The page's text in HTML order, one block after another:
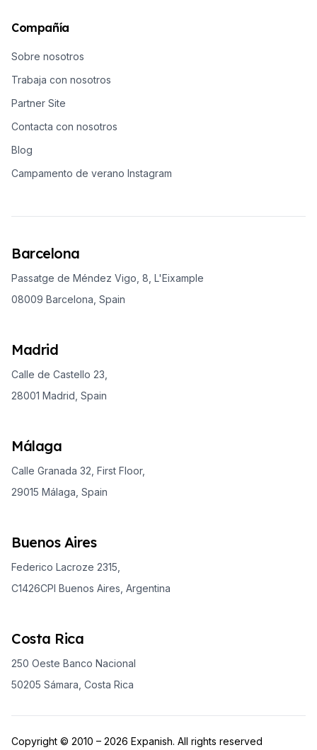
Compañía
Sobre nosotros
Trabaja con nosotros
Partner Site
Contacta con nosotros
Blog
Campamento de verano Instagram
Barcelona
Passatge de Méndez Vigo, 8, L'Eixample
08009 Barcelona, Spain
Madrid
Calle de Castello 23,
28001 Madrid, Spain
Málaga
Calle Granada 32, First Floor,
29015 Málaga, Spain
Buenos Aires
Federico Lacroze 2315,
C1426CPI Buenos Aires, Argentina
Costa Rica
250 Oeste Banco Nacional
50205 Sámara, Costa Rica
Copyright © 2010 – 2026 Expanish. All rights reserved